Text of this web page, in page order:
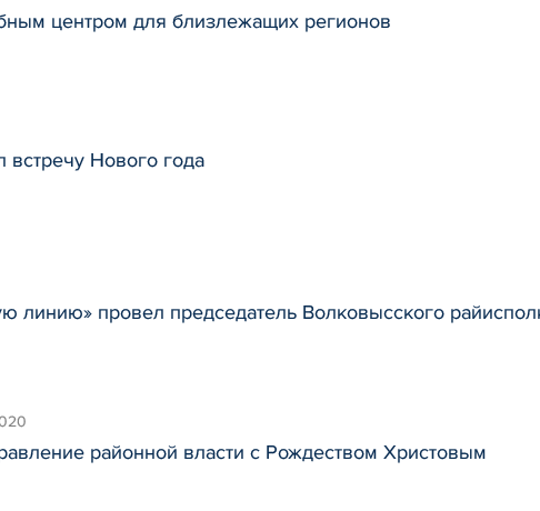
центром для близлежащих регионов
Нового года
линию» провел председатель Волковысского
районной власти с Рождеством Христовым